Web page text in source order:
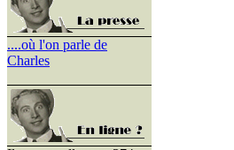
....où l'on parle de
Charles